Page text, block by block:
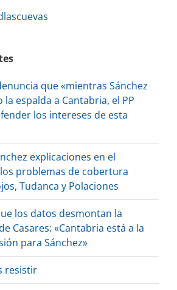
que «mientras Sánchez
espalda a Cantabria, el PP
los intereses de esta
explicaciones en el
problemas de cobertura
Tudanca y Polaciones
los datos desmontan la
Casares: «Cantabria está a la
para Sánchez»
resistir